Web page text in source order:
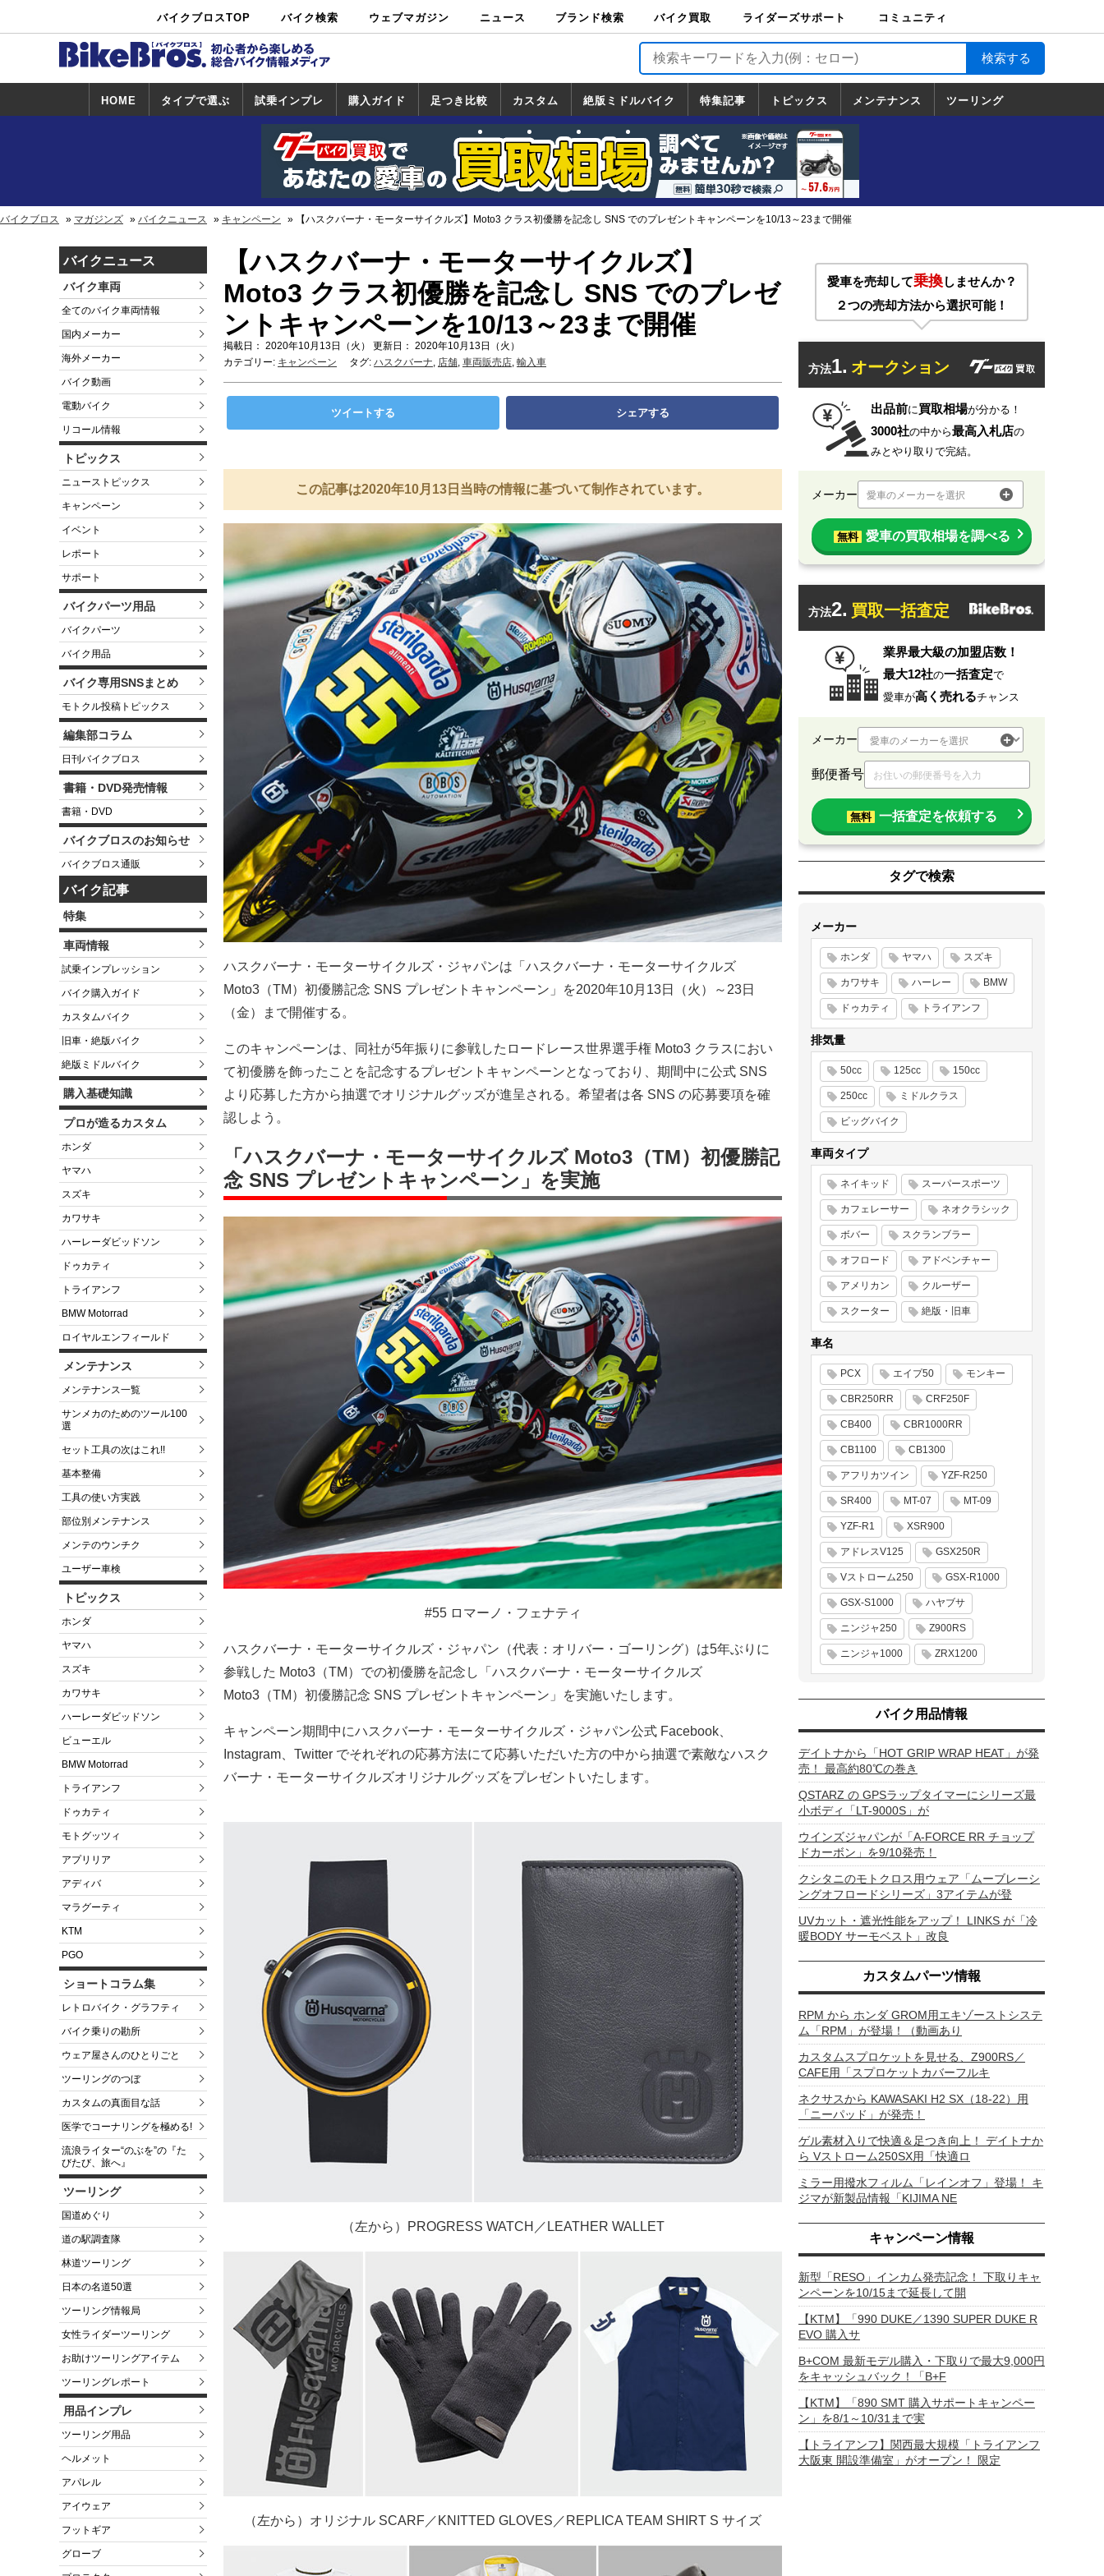
バイクブロスTOP バイク検索
中古バイ
ク・新車検
カタログ検
索
ショップ検
索
ウェブマガジン ニュース ブランド検索 バイク買取
バイク買取
ライダーズサポート
ライダーズサポート
TOP
バイク輸送
バイクガレージライ
フ
バイク車両保険
ロードサービス
バイク試乗
コミュニティ
HOME タイプで選ぶ 試乗インプレ
試乗インプレ
一覧
ホンダ
ヤマハ
スズキ
カワサキ
ハーレー
BMW
トライアンフ
ドゥカティ
購入ガイド
一覧
足つき比較 カスタム
カスタム
一覧
ホンダ
ヤマハ
スズキ
カワサキ
絶版ミドルバイク
絶版ミドルバイク
一覧
ホンダ
ヤマハ
スズキ
カワサキ
特集記事 トピックス
トピックス
一覧
ホンダ
ヤマハ
スズキ
カワサキ
ハーレーダ
ビッドソン
BMW
ドゥカティ
トライアン
フ
メンテナンス ツーリング
道の駅調査隊
ツーリング情報局
日本の道50選
国道めぐり
林道ツーリング
バイクブロス マガジンズ バイクニュース キャンペーン 【ハスクバーナ・モーターサイクルズ】Moto3 クラス初優勝を記念し SNS でのプレゼントキャンペーンを10/13～23まで開催
バイクニュース
バイク車両
全てのバイク車両情報
国内メーカー
海外メーカー
バイク動画
電動バイク
リコール情報
トピックス
ニューストピックス
キャンペーン
イベント
レポート
サポート
バイクパーツ用品
バイクパーツ
バイク用品
バイク専用SNSまとめ
モトクル投稿トピックス
編集部コラム
日刊バイクブロス
書籍・DVD発売情報
書籍・DVD
バイクブロスのお知らせ
バイクブロス通販
バイク記事
特集
車両情報
試乗インプレッション
バイク購入ガイド
カスタムバイク
旧車・絶版バイク
絶版ミドルバイク
購入基礎知識
プロが造るカスタム
ホンダ
ヤマハ
スズキ
カワサキ
ハーレーダビッドソン
ドゥカティ
トライアンフ
BMW Motorrad
ロイヤルエンフィールド
メンテナンス
メンテナンス一覧
サンメカのためのツール100
選
セット工具の次はこれ!!
基本整備
工具の使い方実践
部位別メンテナンス
メンテのウンチク
ユーザー車検
トピックス
ホンダ
ヤマハ
スズキ
カワサキ
ハーレーダビッドソン
ビューエル
BMW Motorrad
トライアンフ
ドゥカティ
モトグッツィ
アプリリア
アディバ
マラグーティ
KTM
PGO
ショートコラム集
レトロバイク・グラフティ
バイク乗りの勘所
ウェア屋さんのひとりごと
ツーリングのつぼ
カスタムの真面目な話
医学でコーナリングを極める!
流浪ライター“のぶを”の『た
びたび、旅へ』
ツーリング
国道めぐり
道の駅調査隊
林道ツーリング
日本の名道50選
ツーリング情報局
女性ライダーツーリング
お助けツーリングアイテム
ツーリングレポート
用品インプレ
ツーリング用品
ヘルメット
アパレル
アイウェア
フットギア
グローブ
【ハスクバーナ・モーターサイクルズ】
Moto3 クラス初優勝を記念し SNS でのプレゼ
ントキャンペーンを10/13～23まで開催
掲載日： 2020年10月13日（火） 更新日： 2020年10月13日（火）
カテゴリー: キャンペーン タグ: ハスクバーナ, 店舗, 車両販売店, 輸入車
ツイートする シェアする
この記事は2020年10月13日当時の情報に基づいて制作されています。
ハスクバーナ・モーターサイクルズ・ジャパンは「ハスクバーナ・モーターサイクルズ
Moto3（TM）初優勝記念 SNS プレゼントキャンペーン」を2020年10月13日（火）～23日
（金）まで開催する。
このキャンペーンは、同社が5年振りに参戦したロードレース世界選手権 Moto3 クラスにおい
て初優勝を飾ったことを記念するプレゼントキャンペーンとなっており、期間中に公式 SNS
より応募した方から抽選でオリジナルグッズが進呈される。希望者は各 SNS の応募要項を確
認しよう。
「ハスクバーナ・モーターサイクルズ Moto3（TM）初優勝記
念 SNS プレゼントキャンペーン」を実施
#55 ロマーノ・フェナティ
ハスクバーナ・モーターサイクルズ・ジャパン（代表：オリバー・ゴーリング）は5年ぶりに
参戦した Moto3（TM）での初優勝を記念し「ハスクバーナ・モーターサイクルズ
Moto3（TM）初優勝記念 SNS プレゼントキャンペーン」を実施いたします。
キャンペーン期間中にハスクバーナ・モーターサイクルズ・ジャパン公式 Facebook、
Instagram、Twitter でそれぞれの応募方法にて応募いただいた方の中から抽選で素敵なハスク
バーナ・モーターサイクルズオリジナルグッズをプレゼントいたします。
（左から）PROGRESS WATCH／LEATHER WALLET
（左から）オリジナル SCARF／KNITTED GLOVES／REPLICA TEAM SHIRT S サイズ
愛車を売却して乗換しませんか？
２つの売却方法から選択可能！
方法1. オークション
出品前に買取相場が分かる！
3000社の中から最高入札店の
みとやり取りで完結。
メーカー 愛車のメーカーを選択
無料 愛車の買取相場を調べる
方法2. 買取一括査定
業界最大級の加盟店数！
最大12社の一括査定で
愛車が高く売れるチャンス
メーカー
郵便番号
無料 一括査定を依頼する
タグで検索
メーカー
ホンダ ヤマハ スズキ
カワサキ ハーレー BMW
ドゥカティ トライアンフ
排気量
50cc 125cc 150cc
250cc ミドルクラス
ビッグバイク
車両タイプ
ネイキッド スーパースポーツ
カフェレーサー ネオクラシック
ボバー スクランブラー
オフロード アドベンチャー
アメリカン クルーザー
スクーター 絶版・旧車
車名
PCX エイプ50 モンキー
CBR250RR CRF250F
CB400 CBR1000RR
CB1100 CB1300
アフリカツイン YZF-R250
SR400 MT-07 MT-09
YZF-R1 XSR900
アドレスV125 GSX250R
Vストローム250 GSX-R1000
GSX-S1000 ハヤブサ
ニンジャ250 Z900RS
ニンジャ1000 ZRX1200
バイク用品情報
デイトナから「HOT GRIP WRAP HEAT」が発
売！ 最高約80℃の巻き
QSTARZ の GPSラップタイマーにシリーズ最
小ボディ「LT-9000S」が
ウインズジャパンが「A-FORCE RR チョップ
ドカーボン」を9/10発売！
クシタニのモトクロス用ウェア「ムーブレーシ
ングオフロードシリーズ」3アイテムが登
UVカット・遮光性能をアップ！ LINKS が「冷
暖BODY サーモベスト」改良
カスタムパーツ情報
RPM から ホンダ GROM用エキゾーストシステ
ム「RPM」が登場！（動画あり
カスタムスプロケットを見せる、Z900RS／
CAFE用「スプロケットカバーフルキ
ネクサスから KAWASAKI H2 SX（18-22）用
「ニーパッド」が発売！
ゲル素材入りで快適＆足つき向上！ デイトナか
ら Vストローム250SX用「快適ロ
ミラー用撥水フィルム「レインオフ」登場！ キ
ジマが新製品情報「KIJIMA NE
キャンペーン情報
新型「RESO」インカム発売記念！ 下取りキャ
ンペーンを10/15まで延長して開
【KTM】「990 DUKE／1390 SUPER DUKE R
EVO 購入サ
B+COM 最新モデル購入・下取りで最大9,000円
をキャッシュバック！「B+F
【KTM】「890 SMT 購入サポートキャンペー
ン」を8/1～10/31まで実
【トライアンフ】関西最大規模「トライアンフ
大阪東 開設準備室」がオープン！ 限定